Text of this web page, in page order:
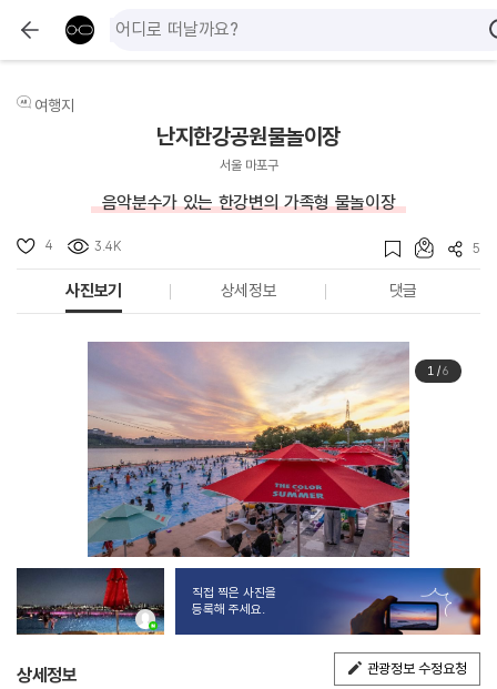
여행지
난지한강공원물놀이장
서울 마포구
음악분수가 있는 한강변의 가족형 물놀이장
4 3.4K 5
사진보기 상세정보 댓글
1/6
직접 찍은 사진을
등록해 주세요.
상세정보 관광정보 수정요청